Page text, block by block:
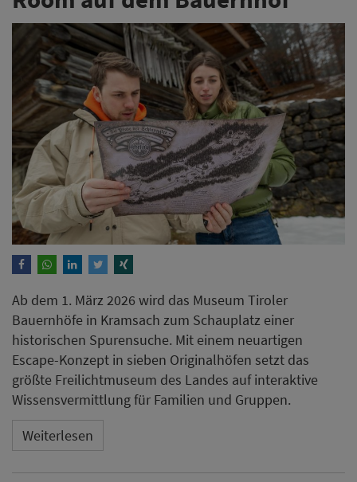
Ab dem 1. März 2026 wird das Museum Tiroler
Bauernhöfe in Kramsach zum Schauplatz einer
historischen Spurensuche. Mit einem neuartigen
Escape-Konzept in sieben Originalhöfen setzt das
größte Freilichtmuseum des Landes auf interaktive
Wissensvermittlung für Familien und Gruppen.
Weiterlesen